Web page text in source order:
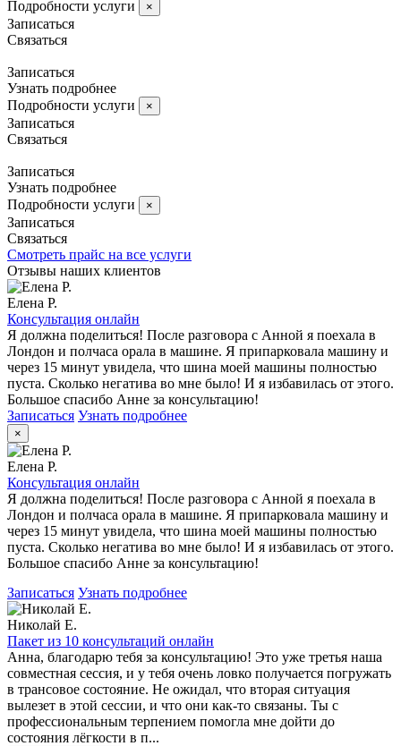
Подробности услуги
×
Записаться
Связаться
Записаться
Узнать подробнее
Подробности услуги
×
Записаться
Связаться
Записаться
Узнать подробнее
Подробности услуги
×
Записаться
Связаться
Смотреть прайс на все услуги
Отзывы наших клиентов
Елена Р.
Консультация онлайн
Я должна поделиться! После разговора с Анной я поехала в
Лондон и полчаса орала в машине. Я припарковала машину и
через 15 минут увидела, что шина моей машины полностью
пуста. Сколько негатива во мне было! И я избавилась от этого.
Большое спасибо Анне за консультацию!
Записаться Узнать подробнее
×
Елена Р.
Консультация онлайн
Я должна поделиться! После разговора с Анной я поехала в
Лондон и полчаса орала в машине. Я припарковала машину и
через 15 минут увидела, что шина моей машины полностью
пуста. Сколько негатива во мне было! И я избавилась от этого.
Большое спасибо Анне за консультацию!
Записаться Узнать подробнее
Николай Е.
Пакет из 10 консультаций онлайн
Анна, благодарю тебя за консультацию! Это уже третья наша
совместная сессия, и у тебя очень ловко получается погружать
в трансовое состояние. Не ожидал, что вторая ситуация
вылезет в этой сессии, и что они как-то связаны. Ты с
профессиональным терпением помогла мне дойти до
состояния лёгкости в п...